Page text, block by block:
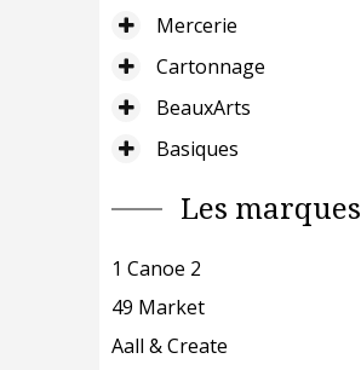
Mercerie
Cartonnage
BeauxArts
Basiques
Les marques
1 Canoe 2
49 Market
Aall & Create